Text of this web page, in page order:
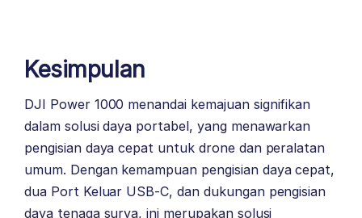
Kesimpulan
DJI Power 1000 menandai kemajuan signifikan
dalam solusi daya portabel, yang menawarkan
pengisian daya cepat untuk drone dan peralatan
umum. Dengan kemampuan pengisian daya cepat,
dua Port Keluar USB-C, dan dukungan pengisian
daya tenaga surya, ini merupakan solusi